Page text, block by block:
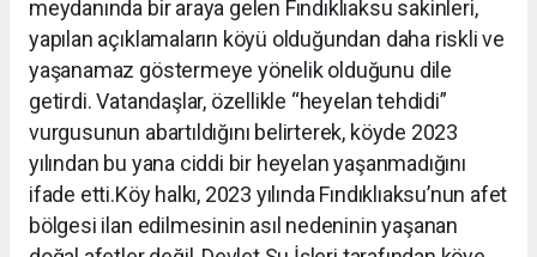
meydanında bir araya gelen Fındıklıaksu sakinleri,
yapılan açıklamaların köyü olduğundan daha riskli ve
yaşanamaz göstermeye yönelik olduğunu dile
getirdi. Vatandaşlar, özellikle “heyelan tehdidi”
vurgusunun abartıldığını belirterek, köyde 2023
yılından bu yana ciddi bir heyelan yaşanmadığını
ifade etti.Köy halkı, 2023 yılında Fındıklıaksu’nun afet
bölgesi ilan edilmesinin asıl nedeninin yaşanan